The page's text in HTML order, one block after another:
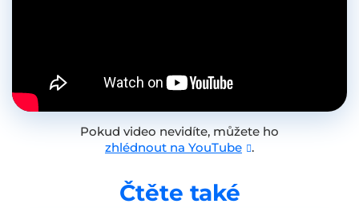
Pokud video nevidíte, můžete ho
zhlédnout na YouTube
.
Čtěte také